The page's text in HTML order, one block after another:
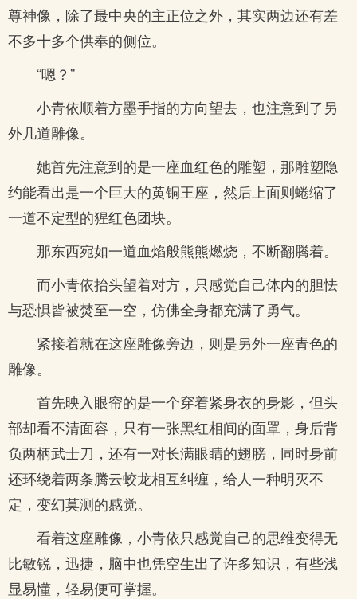
尊神像，除了最中央的主正位之外，其实两边还有差
不多十多个供奉的侧位。
“嗯？”
小青依顺着方墨手指的方向望去，也注意到了另
外几道雕像。
她首先注意到的是一座血红色的雕塑，那雕塑隐
约能看出是一个巨大的黄铜王座，然后上面则蜷缩了
一道不定型的猩红色团块。
那东西宛如一道血焰般熊熊燃烧，不断翻腾着。
而小青依抬头望着对方，只感觉自己体内的胆怯
与恐惧皆被焚至一空，仿佛全身都充满了勇气。
紧接着就在这座雕像旁边，则是另外一座青色的
雕像。
首先映入眼帘的是一个穿着紧身衣的身影，但头
部却看不清面容，只有一张黑红相间的面罩，身后背
负两柄武士刀，还有一对长满眼睛的翅膀，同时身前
还环绕着两条腾云蛟龙相互纠缠，给人一种明灭不
定，变幻莫测的感觉。
看着这座雕像，小青依只感觉自己的思维变得无
比敏锐，迅捷，脑中也凭空生出了许多知识，有些浅
显易懂，轻易便可掌握。